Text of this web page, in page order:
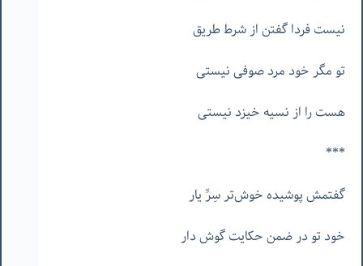
نیست فردا گفتن از شرط طریق
تو مگر خود مرد صوفی نیستی
هست را از نسیه خیزد نیستی
***
گفتمش پوشیده خوش‌تر سِرِّ یار
خود تو در ضمن حکایت گوش‌ دار